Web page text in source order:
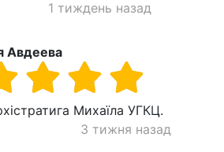
1 тиждень назад
Авдеева
Михаїла УГКЦ.
3 тижня назад